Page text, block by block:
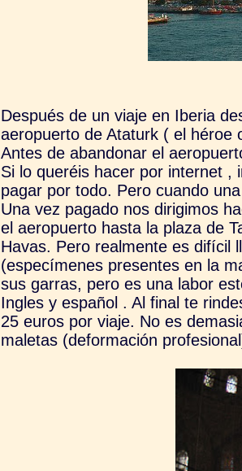
Después de un viaje en Iberia
aeropuerto de Ataturk ( el héroe
Antes de abandonar el
Si lo queréis hacer por internet
pagar por todo. Pero cuando
Una vez pagado nos dirigimos
el aeropuerto hasta la plaza de
Havas. Pero realmente es difícil
(especímenes presentes en la
sus garras, pero es una labor
Ingles y español . Al final te
25 euros por viaje. No es
maletas (deformación